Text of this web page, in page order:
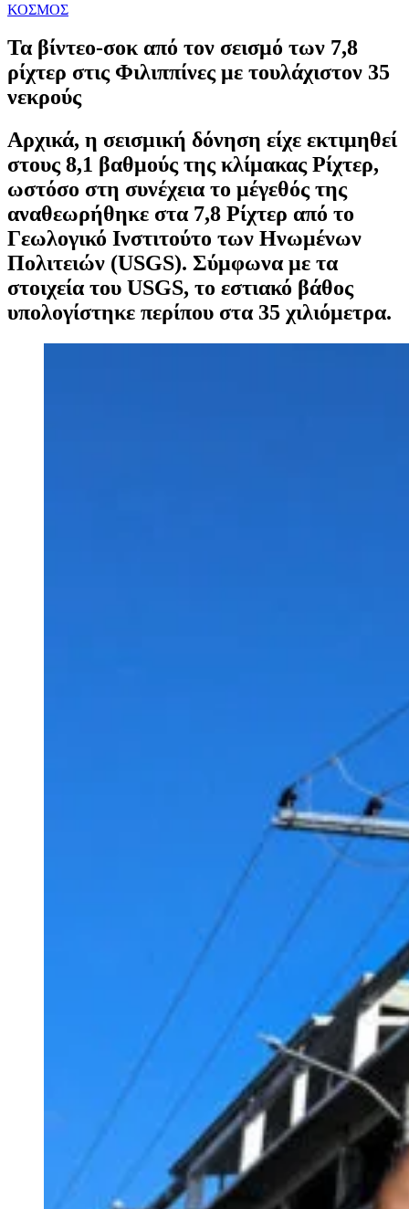
ΚΟΣΜΟΣ
Τα βίντεο-σοκ από τον σεισμό των 7,8
ρίχτερ στις Φιλιππίνες με τουλάχιστον 35
νεκρούς
Αρχικά, η σεισμική δόνηση είχε εκτιμηθεί
στους 8,1 βαθμούς της κλίμακας Ρίχτερ,
ωστόσο στη συνέχεια το μέγεθός της
αναθεωρήθηκε στα 7,8 Ρίχτερ από το
Γεωλογικό Ινστιτούτο των Ηνωμένων
Πολιτειών (USGS). Σύμφωνα με τα
στοιχεία του USGS, το εστιακό βάθος
υπολογίστηκε περίπου στα 35 χιλιόμετρα.